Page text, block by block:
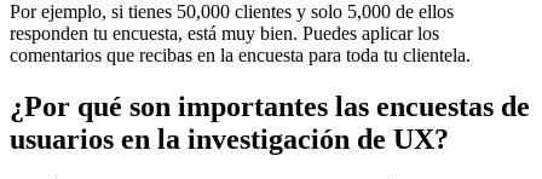
Por ejemplo, si tienes 50,000 clientes y solo 5,000 de ellos
responden tu encuesta, está muy bien. Puedes aplicar los
comentarios que recibas en la encuesta para toda tu clientela.
¿Por qué son importantes las encuestas de
usuarios en la investigación de UX?